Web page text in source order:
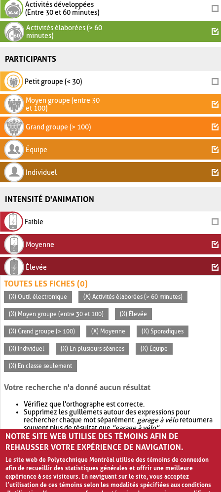
Activités développées
(Entre 30 et 60 minutes)
Activités élaborées (> 60
minutes)
PARTICIPANTS
Petit groupe (< 30)
Moyen groupe (entre 30
et 100)
Grand groupe (> 100)
Équipe
Individuel
INTENSITÉ D'ANIMATION
Faible
Moyenne
Élevée
TOUTES LES FICHES (0)
(X) Outil électronique (X) Activités élaborées (> 60 minutes)
(X) Moyen groupe (entre 30 et 100) (X) Élevée
(X) Grand groupe (> 100) (X) Moyenne (X) Sporadiques
(X) Individuel (X) En plusieurs séances (X) Équipe
(X) En classe seulement
Votre recherche n'a donné aucun résultat
Vérifiez que l'orthographe est correcte.
Supprimez les guillemets autour des expressions pour
rechercher chaque mot séparément. garage à véloretournera
souvent plus de résultat que"garage à vélo".
Envisagez d'élargir votre recherche avec OR.garage OR vélo
retournera souvent plus de résultat quegarage à vélo
NOTRE SITE WEB UTILISE DES TÉMOINS AFIN DE
REHAUSSER VOTRE EXPÉRIENCE DE NAVIGATION.
Le site web de Polytechnique Montréal utilise des témoins de connexion
afin de recueillir des statistiques générales et offrir une meilleure
expérience à ses visiteurs. En naviguant sur le site, vous acceptez
l’utilisation de ces témoins selon les modalités spécifiées aux conditions